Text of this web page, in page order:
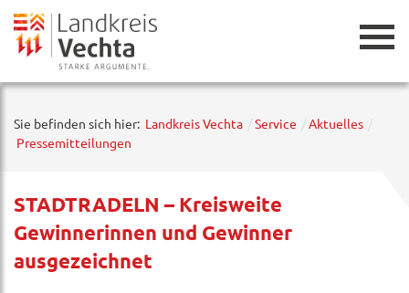
Sie befinden sich hier: Landkreis Vechta Service
Aktuelles
Pressemitteilungen
STADTRADELN – Kreisweite
Gewinnerinnen und Gewinner
ausgezeichnet